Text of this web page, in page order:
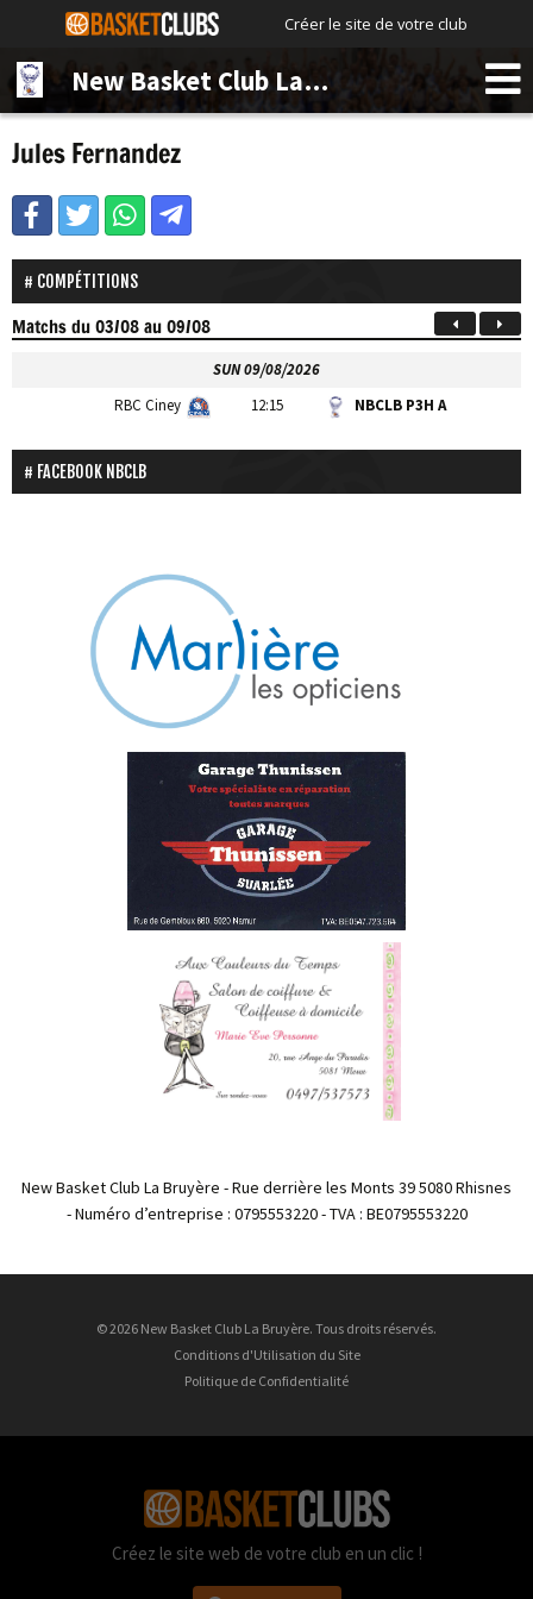
Créer le site de votre club
New Basket Club La Bruyère
Jules Fernandez
COMPÉTITIONS
Matchsdu 03/08 au 09/08
SUN 09/08/2026
RBC Ciney
12:15 NBCLB P3H A
FACEBOOK NBCLB
New Basket Club La Bruyère - Rue derrière les Monts 39 5080 Rhisnes
- Numéro d’entreprise : 0795553220 - TVA : BE0795553220
© 2026 New Basket Club La Bruyère. Tous droits réservés.
Conditions d'Utilisation du Site
Politique de Confidentialité
Créez le site web de votre club en un clic !